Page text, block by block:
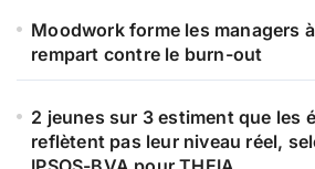
Moodwork forme les managers
rempart contre le burn-out
2 jeunes sur 3 estiment que les
reflètent pas leur niveau réel,